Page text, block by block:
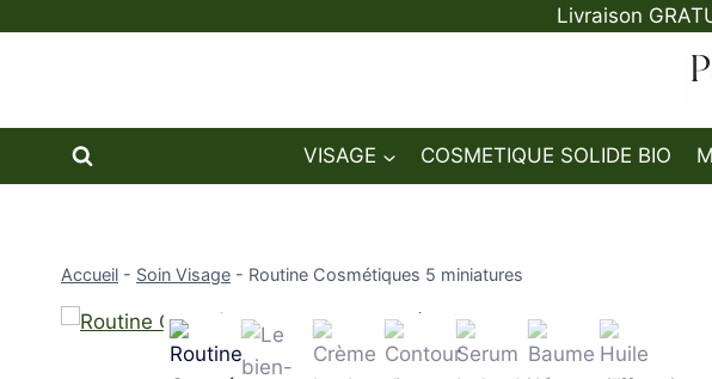
Livraison
VISAGE COSMETIQUE SOLIDE BIO
Accueil - Soin Visage - Routine Cosmétiques 5 miniatures